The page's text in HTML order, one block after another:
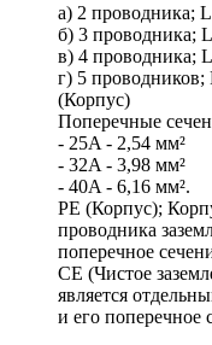
а) 2 проводника;
б) 3 проводника;
в) 4 проводника;
г) 5
(Корпус)
Поперечные
- 25A - 2,54 мм²
- 32A - 3,98 мм²
- 40A - 6,16 мм².
РЕ (Корпус);
проводника
поперечное
СЕ (Чистое
является
и его поперечное